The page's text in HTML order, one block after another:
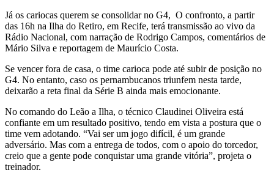
Já os cariocas querem se consolidar no G4, O confronto, a partir
das 16h na Ilha do Retiro, em Recife, terá transmissão ao vivo da
Rádio Nacional, com narração de Rodrigo Campos, comentários de
Mário Silva e reportagem de Maurício Costa.
Se vencer fora de casa, o time carioca pode até subir de posição no
G4. No entanto, caso os pernambucanos triunfem nesta tarde,
deixarão a reta final da Série B ainda mais emocionante.
No comando do Leão a Ilha, o técnico Claudinei Oliveira está
confiante em um resultado positivo, tendo em vista a postura que o
time vem adotando. “Vai ser um jogo difícil, é um grande
adversário. Mas com a entrega de todos, com o apoio do torcedor,
creio que a gente pode conquistar uma grande vitória”, projeta o
treinador.